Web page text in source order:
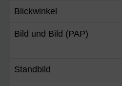
Blickwinkel
Bild und Bild (PAP)
Standbild